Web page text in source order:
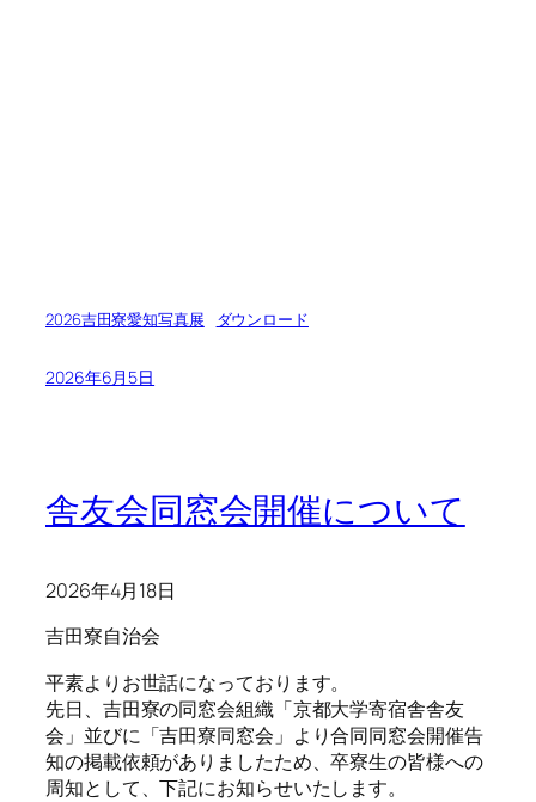
2026吉田寮愛知写真展 ダウンロード
2026年6月5日
舎友会同窓会開催について
2026年4月18日
吉田寮自治会
平素よりお世話になっております。
先日、吉田寮の同窓会組織「京都大学寄宿舎舎友
会」並びに「吉田寮同窓会」より合同同窓会開催告
知の掲載依頼がありましたため、卒寮生の皆様への
周知として、下記にお知らせいたします。